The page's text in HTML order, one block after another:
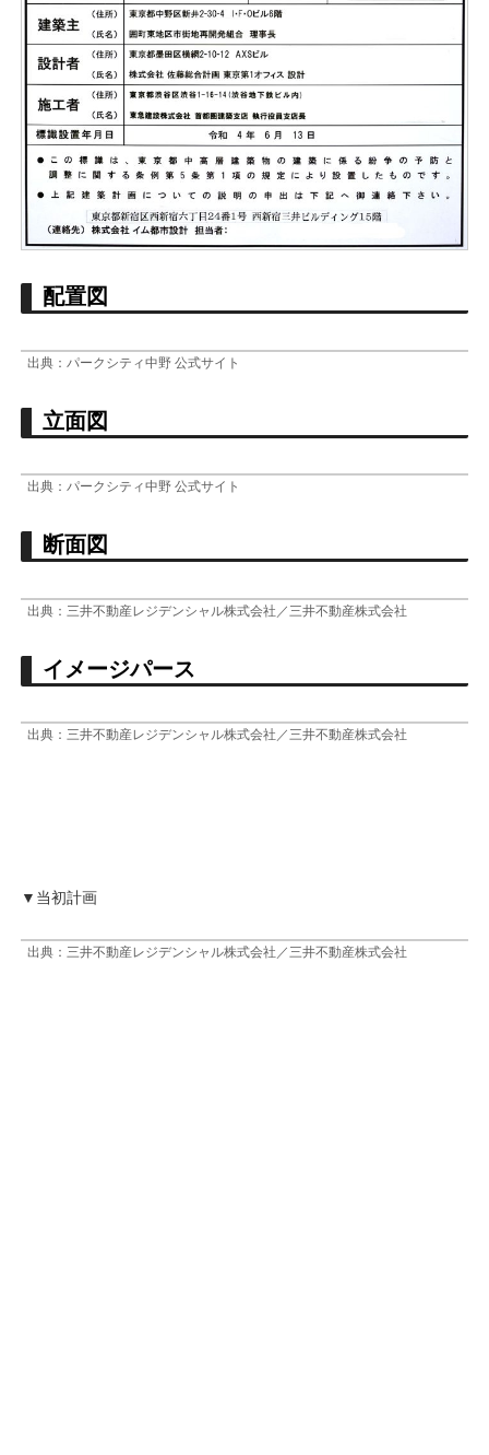
配置図
出典：パークシティ中野 公式サイト
立面図
出典：パークシティ中野 公式サイト
断面図
出典：三井不動産レジデンシャル株式会社／三井不動産株式会社
イメージパース
出典：三井不動産レジデンシャル株式会社／三井不動産株式会社
▼当初計画
出典：三井不動産レジデンシャル株式会社／三井不動産株式会社